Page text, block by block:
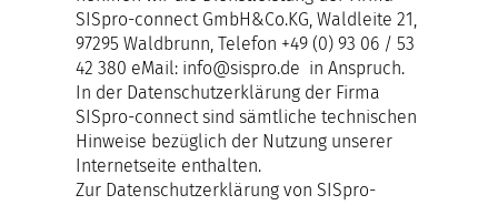
SISpro-connect GmbH&Co.KG, Waldleite 21,
97295 Waldbrunn, Telefon +49 (0) 93 06 / 53
42 380 eMail: info@sispro.de in Anspruch.
In der Datenschutzerklärung der Firma
SISpro-connect sind sämtliche technischen
Hinweise bezüglich der Nutzung unserer
Internetseite enthalten.
Zur Datenschutzerklärung von SISpro-